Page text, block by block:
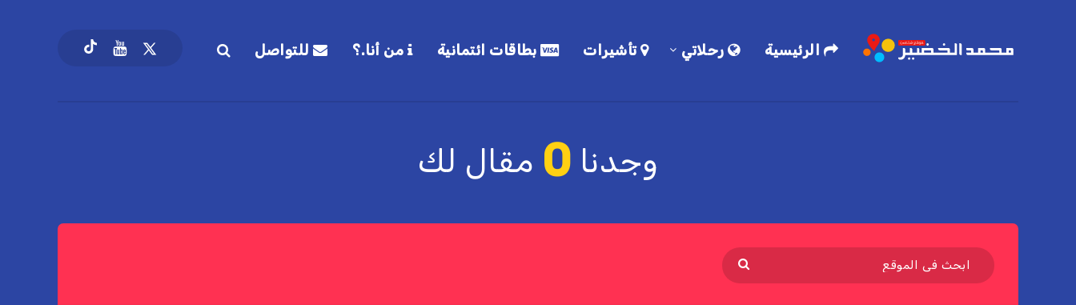
الرئيسية رحلاتي تأشيرات بطاقات ائتمانية من أنا.؟ للتواصل
وجدنا 0 مقال لك